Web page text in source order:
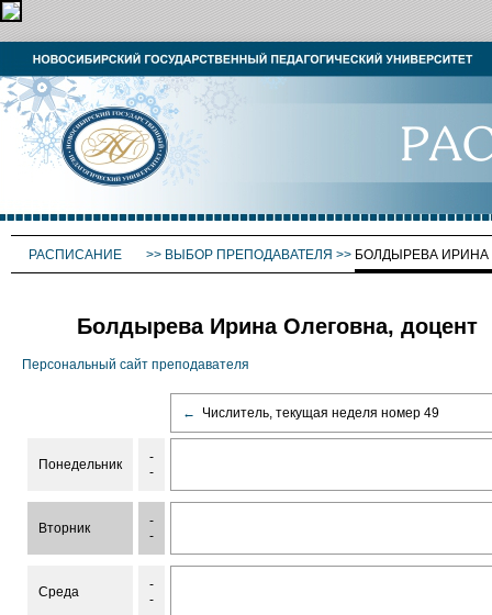
РАСПИСАНИЕ >> ВЫБОР ПРЕПОДАВАТЕЛЯ >> БОЛДЫРЕВА ИРИНА
Болдырева Ирина Олеговна, доцент
Персональный сайт преподавателя
← Числитель, текущая неделя номер 49
Понедельник
-
-
Вторник
-
-
Среда
-
-